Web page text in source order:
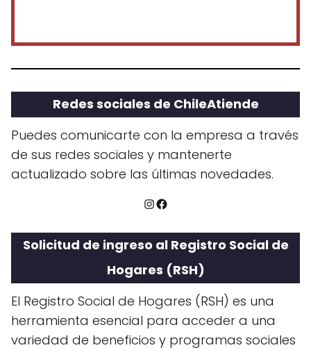
Redes sociales de ChileAtiende
Puedes comunicarte con la empresa a través
de sus redes sociales y mantenerte
actualizado sobre las últimas novedades.
Instagram
Facebook
Solicitud de ingreso al Registro Social de
Hogares (RSH)
El Registro Social de Hogares (RSH) es una
herramienta esencial para acceder a una
variedad de beneficios y programas sociales